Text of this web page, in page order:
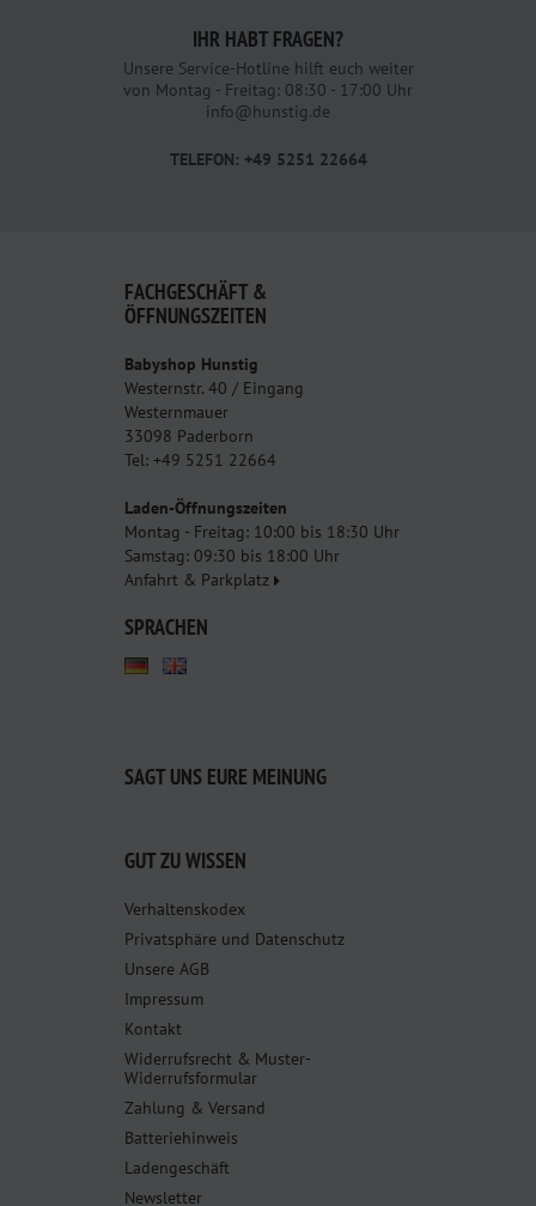
IHR HABT FRAGEN?
Unsere Service-Hotline hilft euch weiter
von Montag - Freitag: 08:30 - 17:00 Uhr
info@hunstig.de
TELEFON: +49 5251 22664
FACHGESCHÄFT &
ÖFFNUNGSZEITEN
Babyshop Hunstig
Westernstr. 40 / Eingang
Westernmauer
33098 Paderborn
Tel: +49 5251 22664
Laden-Öffnungszeiten
Montag - Freitag: 10:00 bis 18:30 Uhr
Samstag: 09:30 bis 18:00 Uhr
Anfahrt & Parkplatz
SPRACHEN
SAGT UNS EURE MEINUNG
GUT ZU WISSEN
Verhaltenskodex
Privatsphäre und Datenschutz
Unsere AGB
Impressum
Kontakt
Widerrufsrecht & Muster-
Widerrufsformular
Zahlung & Versand
Batteriehinweis
Ladengeschäft
Newsletter